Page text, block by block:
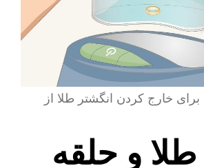
برای خارج کردن انگشتر طلا از
طلا و حلقه